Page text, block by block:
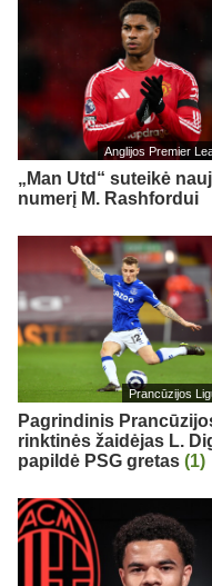
Anglijos Premier
„Man Utd“ suteikė
numerį M. Rashfordui
Prancūzijos
Pagrindinis
rinktinės žaidėjas L.
papildė PSG gretas (1)